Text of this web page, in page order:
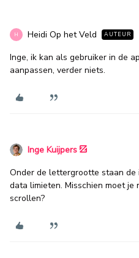
H Heidi Op het Veld AUTEUR
Inge, ik kan als gebruiker in de
aanpassen, verder niets.
Inge Kuijpers
Onder de lettergrootte staan
data limieten. Misschien moet
scrollen?